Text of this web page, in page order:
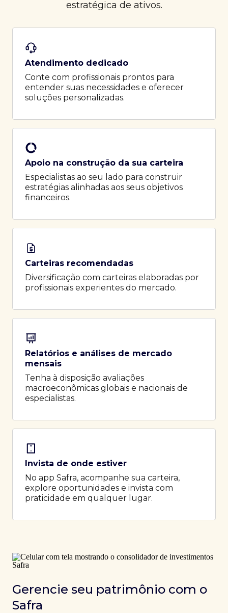
estratégica de ativos.
Atendimento dedicado
Conte com profissionais prontos para
entender suas necessidades e oferecer
soluções personalizadas.
Apoio na construção da sua carteira
Especialistas ao seu lado para construir
estratégias alinhadas aos seus objetivos
financeiros.
Carteiras recomendadas
Diversificação com carteiras elaboradas por
profissionais experientes do mercado.
Relatórios e análises de mercado
mensais
Tenha à disposição avaliações
macroeconômicas globais e nacionais de
especialistas.
Invista de onde estiver
No app Safra, acompanhe sua carteira,
explore oportunidades e invista com
praticidade em qualquer lugar.
Gerencie seu patrimônio com o
Safra